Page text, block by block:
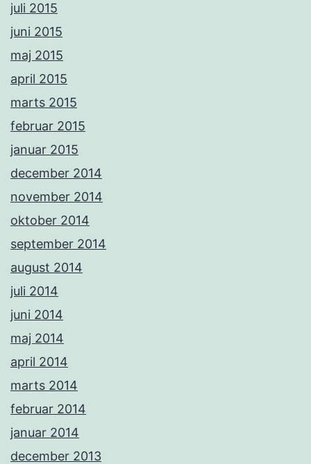
juli 2015
juni 2015
maj 2015
april 2015
marts 2015
februar 2015
januar 2015
december 2014
november 2014
oktober 2014
september 2014
august 2014
juli 2014
juni 2014
maj 2014
april 2014
marts 2014
februar 2014
januar 2014
december 2013